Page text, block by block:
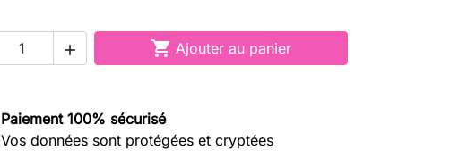
  Ajouter au panier
Paiement 100% sécurisé
Vos données sont protégées et cryptées